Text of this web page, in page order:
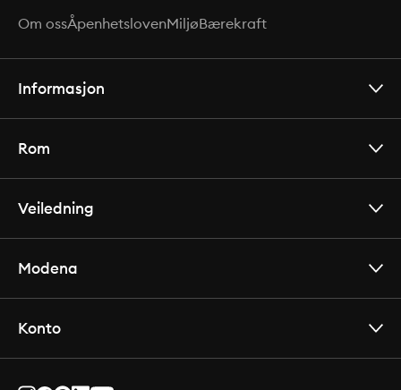
Om ossÅpenhetslovenMiljøBærekraft
Informasjon
Rom
Veiledning
Modena
Konto